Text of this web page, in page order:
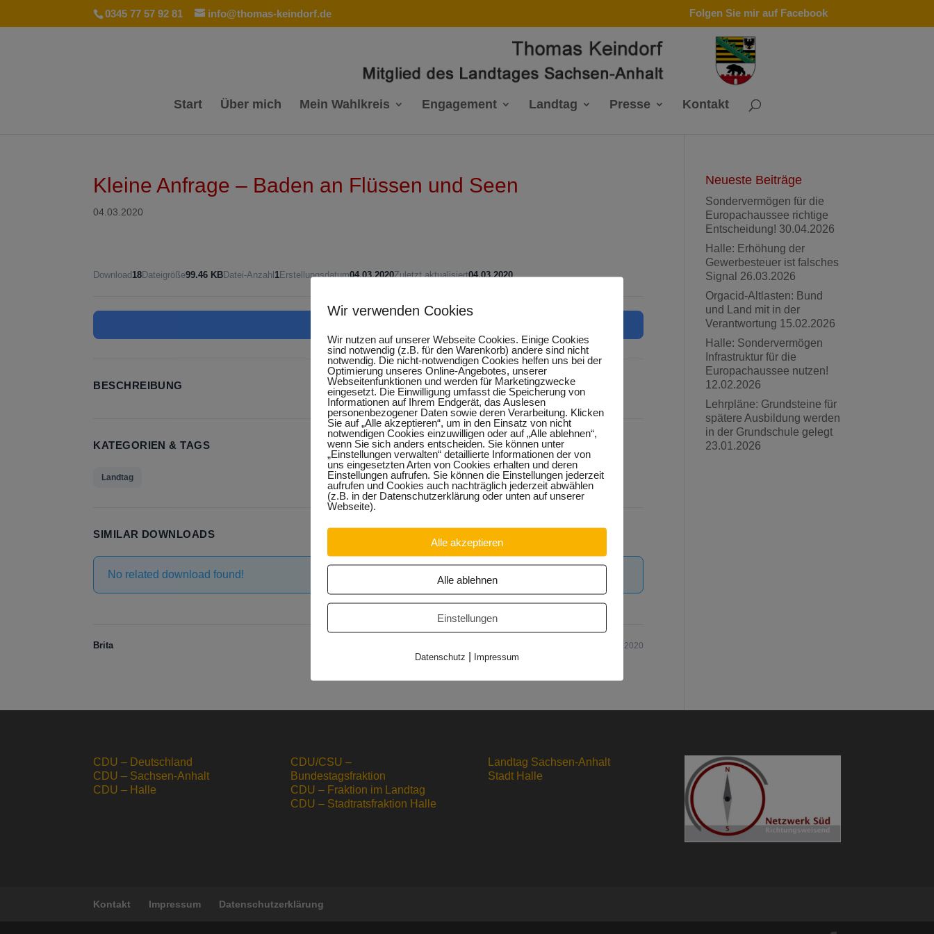
0345 77 57 92 81 info@thomas-keindorf.de Folgen Sie mir auf Facebook
Start Über mich Mein Wahlkreis Engagement Landtag Presse Kontakt
Kleine Anfrage – Baden an Flüssen und Seen
04.03.2020
Download 18Dateigröße99.46 KBDatei-Anzahl 1Erstellungsdatum04.03.2020Zuletzt aktualisiert04.03.2020
BESCHREIBUNG
KATEGORIEN & TAGS
Landtag
SIMILAR DOWNLOADS
No related download found!
Brita Updated 04.03.2020
Neueste Beiträge
Sondervermögen für die
Europachaussee richtige
Entscheidung! 30.04.2026
Halle: Erhöhung der
Gewerbesteuer ist falsches
Signal 26.03.2026
Orgacid-Altlasten: Bund
und Land mit in der
Verantwortung 15.02.2026
Halle: Sondervermögen
Infrastruktur für die
Europachaussee nutzen!
12.02.2026
Lehrpläne: Grundsteine für
spätere Ausbildung werden
in der Grundschule gelegt
23.01.2026
CDU – Deutschland
CDU – Sachsen-Anhalt
CDU – Halle
CDU/CSU –
Bundestagsfraktion
CDU – Fraktion im Landtag
CDU – Stadtratsfraktion Halle
Landtag Sachsen-Anhalt
Stadt Halle
Kontakt Impressum Datenschutzerklärung
Wir verwenden Cookies
Wir nutzen auf unserer Webseite Cookies. Einige Cookies
sind notwendig (z.B. für den Warenkorb) andere sind nicht
notwendig. Die nicht-notwendigen Cookies helfen uns bei der
Optimierung unseres Online-Angebotes, unserer
Webseitenfunktionen und werden für Marketingzwecke
eingesetzt. Die Einwilligung umfasst die Speicherung von
Informationen auf Ihrem Endgerät, das Auslesen
personenbezogener Daten sowie deren Verarbeitung. Klicken
Sie auf „Alle akzeptieren“, um in den Einsatz von nicht
notwendigen Cookies einzuwilligen oder auf „Alle ablehnen“,
wenn Sie sich anders entscheiden. Sie können unter
„Einstellungen verwalten“ detaillierte Informationen der von
uns eingesetzten Arten von Cookies erhalten und deren
Einstellungen aufrufen. Sie können die Einstellungen jederzeit
aufrufen und Cookies auch nachträglich jederzeit abwählen
(z.B. in der Datenschutzerklärung oder unten auf unserer
Webseite).
Alle akzeptieren
Alle ablehnen
Einstellungen
Datenschutz | Impressum